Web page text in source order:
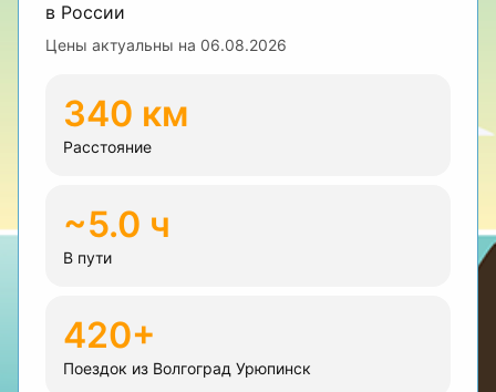
в России
Цены актуальны на 06.08.2026
340 км
Расстояние
~5.0 ч
В пути
420+
Поездок из Волгоград Урюпинск